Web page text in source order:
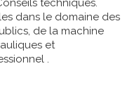
techniques.
dans le domaine des
de la machine
et
.